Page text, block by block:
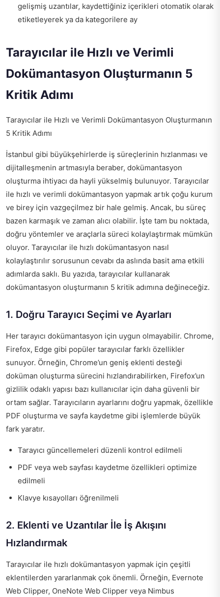
gelişmiş uzantılar, kaydettiğiniz içerikleri otomatik olarak
etiketleyerek ya da kategorilere ay
Tarayıcılar ile Hızlı ve Verimli
Dokümantasyon Oluşturmanın 5
Kritik Adımı
Tarayıcılar ile Hızlı ve Verimli Dokümantasyon Oluşturmanın
5 Kritik Adımı
İstanbul gibi büyükşehirlerde iş süreçlerinin hızlanması ve
dijitalleşmenin artmasıyla beraber, dokümantasyon
oluşturma ihtiyacı da hayli yükselmiş bulunuyor. Tarayıcılar
ile hızlı ve verimli dokümantasyon yapmak artık çoğu kurum
ve birey için vazgeçilmez bir hale gelmiş. Ancak, bu süreç
bazen karmaşık ve zaman alıcı olabilir. İşte tam bu noktada,
doğru yöntemler ve araçlarla süreci kolaylaştırmak mümkün
oluyor. Tarayıcılar ile hızlı dokümantasyon nasıl
kolaylaştırılır sorusunun cevabı da aslında basit ama etkili
adımlarda saklı. Bu yazıda, tarayıcılar kullanarak
dokümantasyon oluşturmanın 5 kritik adımına değineceğiz.
1. Doğru Tarayıcı Seçimi ve Ayarları
Her tarayıcı dokümantasyon için uygun olmayabilir. Chrome,
Firefox, Edge gibi popüler tarayıcılar farklı özellikler
sunuyor. Örneğin, Chrome’un geniş eklenti desteği
doküman oluşturma sürecini hızlandırabilirken, Firefox’un
gizlilik odaklı yapısı bazı kullanıcılar için daha güvenli bir
ortam sağlar. Tarayıcıların ayarlarını doğru yapmak, özellikle
PDF oluşturma ve sayfa kaydetme gibi işlemlerde büyük
fark yaratır.
Tarayıcı güncellemeleri düzenli kontrol edilmeli
PDF veya web sayfası kaydetme özellikleri optimize
edilmeli
Klavye kısayolları öğrenilmeli
2. Eklenti ve Uzantılar İle İş Akışını
Hızlandırmak
Tarayıcılar ile hızlı dokümantasyon yapmak için çeşitli
eklentilerden yararlanmak çok önemli. Örneğin, Evernote
Web Clipper, OneNote Web Clipper veya Nimbus